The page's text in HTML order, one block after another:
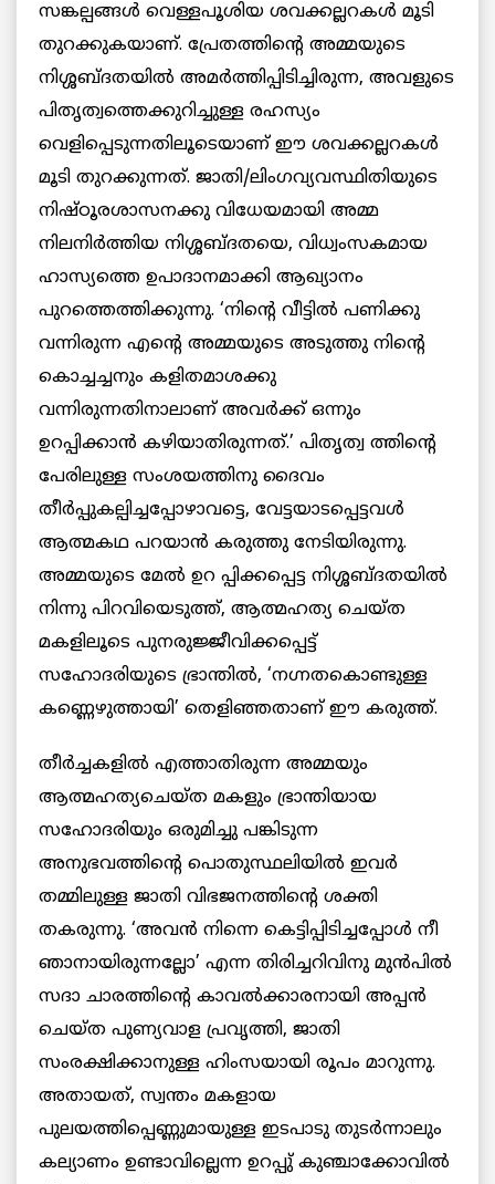
സങ്കല്പങ്ങള്‍ വെള്ളപൂശിയ ശവക്കല്ലറകള്‍ മൂടി
തുറക്കുകയാണ്. പ്രേതത്തിന്‍റെ അമ്മയുടെ
നിശ്ശബ്ദതയില്‍ അമര്‍ത്തിപ്പിടിച്ചിരുന്ന, അവളുടെ
പിതൃത്വത്തെക്കുറിച്ചുള്ള രഹസ്യം
വെളിപ്പെടുന്നതിലൂടെയാണ് ഈ ശവക്കല്ലറകള്‍
മൂടി തുറക്കുന്നത്. ജാതി/ലിംഗവ്യവസ്ഥിതിയുടെ
നിഷ്ഠൂരശാസനക്കു വിധേയമായി അമ്മ
നിലനിര്‍ത്തിയ നിശ്ശബ്ദതയെ, വിധ്വംസകമായ
ഹാസ്യത്തെ ഉപാദാനമാക്കി ആഖ്യാനം
പുറത്തെത്തിക്കുന്നു. ‘നിന്‍റെ വീട്ടില്‍ പണിക്കു
വന്നിരുന്ന എന്‍റെ അമ്മയുടെ അടുത്തു നിന്‍റെ
കൊച്ചച്ചനും കളിതമാശക്കു
വന്നിരുന്നതിനാലാണ് അവര്‍ക്ക് ഒന്നും
ഉറപ്പിക്കാന്‍ കഴിയാതിരുന്നത്.’ പിതൃത്വ ത്തിന്‍റെ
പേരിലുള്ള സംശയത്തിനു ദൈവം
തീര്‍പ്പുകല്പിച്ചപ്പോഴാവട്ടെ, വേട്ടയാടപ്പെട്ടവള്‍
ആത്മകഥ പറയാന്‍ കരുത്തു നേടിയിരുന്നു.
അമ്മയുടെ മേല്‍ ഉറ പ്പിക്കപ്പെട്ട നിശ്ശബ്ദതയില്‍
നിന്നു പിറവിയെടുത്ത്, ആത്മഹത്യ ചെയ്ത
മകളിലൂടെ പുനരുജ്ജീവിക്കപ്പെട്ട്
സഹോദരിയുടെ ഭ്രാന്തില്‍, ‘നഗ്നതകൊണ്ടുള്ള
കണ്ണെഴുത്തായി’ തെളിഞ്ഞതാണ് ഈ കരുത്ത്.
തീര്‍ച്ചകളില്‍ എത്താതിരുന്ന അമ്മയും
ആത്മഹത്യചെയ്ത മകളും ഭ്രാന്തിയായ
സഹോദരിയും ഒരുമിച്ചു പങ്കിടുന്ന
അനുഭവത്തിന്‍റെ പൊതുസ്ഥലിയില്‍ ഇവര്‍
തമ്മിലുള്ള ജാതി വിഭജനത്തിന്‍റെ ശക്തി
തകരുന്നു. ‘അവന്‍ നിന്നെ കെട്ടിപ്പിടിച്ചപ്പോള്‍ നീ
ഞാനായിരുന്നല്ലോ’ എന്ന തിരിച്ചറിവിനു മുൻപില്‍
സദാ ചാരത്തിന്‍റെ കാവല്‍ക്കാരനായി അപ്പന്‍
ചെയ്ത പുണ്യവാള പ്രവൃത്തി, ജാതി
സംരക്ഷിക്കാനുള്ള ഹിംസയായി രൂപം മാറുന്നു.
അതായത്, സ്വന്തം മകളായ
പുലയത്തിപ്പെണ്ണുമായുള്ള ഇടപാടു തുടര്‍ന്നാലും
കല്യാണം ഉണ്ടാവില്ലെന്ന ഉറപ്പു് കുഞ്ചാക്കോവില്‍